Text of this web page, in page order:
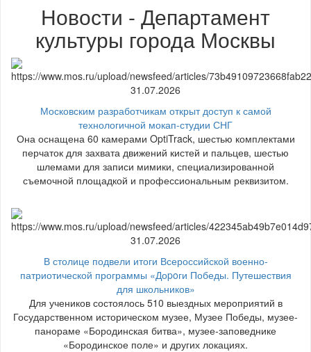
Новости - Департамент
культуры города Москвы
31.07.2026
Московским разработчикам открыт доступ к самой
технологичной мокап-студии СНГ
Она оснащена 60 камерами OptiTrack, шестью комплектами
перчаток для захвата движений кистей и пальцев, шестью
шлемами для записи мимики, специализированной
съемочной площадкой и профессиональным реквизитом.
31.07.2026
В столице подвели итоги Всероссийской военно-
патриотической программы «Доpoги Победы. Путешествия
для школьников»
Для учеников состоялось 510 выездных мероприятий в
Государственном историческом музее, Музее Победы, музее-
панораме «Бородинская битва», музее-заповеднике
«Бородинское поле» и других локациях.